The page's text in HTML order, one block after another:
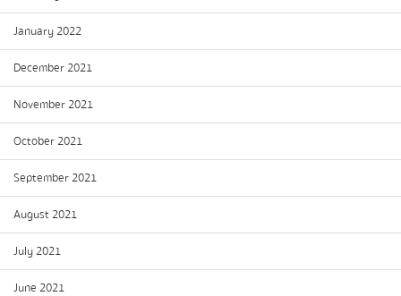
January 2022
December 2021
November 2021
October 2021
September 2021
August 2021
July 2021
June 2021